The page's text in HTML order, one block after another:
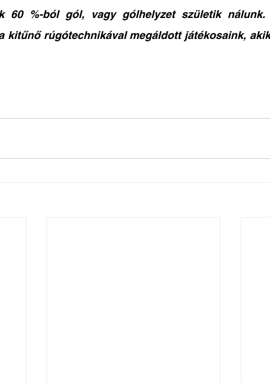
60 %-ból gól, vagy gólhelyzet születik nálunk.
kitűnő rúgótechnikával megáldott játékosaink,